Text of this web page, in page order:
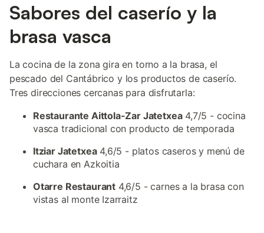
Sabores del caserío y la
brasa vasca
La cocina de la zona gira en torno a la brasa, el
pescado del Cantábrico y los productos de caserío.
Tres direcciones cercanas para disfrutarla:
Restaurante Aittola-Zar Jatetxea4,7/5 - cocina
vasca tradicional con producto de temporada
Itziar Jatetxea4,6/5 - platos caseros y menú de
cuchara en Azkoitia
Otarre Restaurant 4,6/5 - carnes a la brasa con
vistas al monte Izarraitz